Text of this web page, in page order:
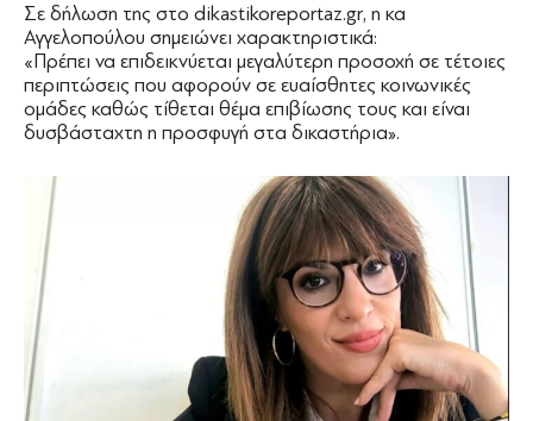
Σε δήλωση της στο dikastikoreportaz.gr, η κα
Αγγελοπούλου σημειώνει χαρακτηριστικά:
«Πρέπει να επιδεικνύεται μεγαλύτερη προσοχή σε τέτοιες
περιπτώσεις που αφορούν σε ευαίσθητες κοινωνικές
ομάδες καθώς τίθεται θέμα επιβίωσης τους και είναι
δυσβάσταχτη η προσφυγή στα δικαστήρια».